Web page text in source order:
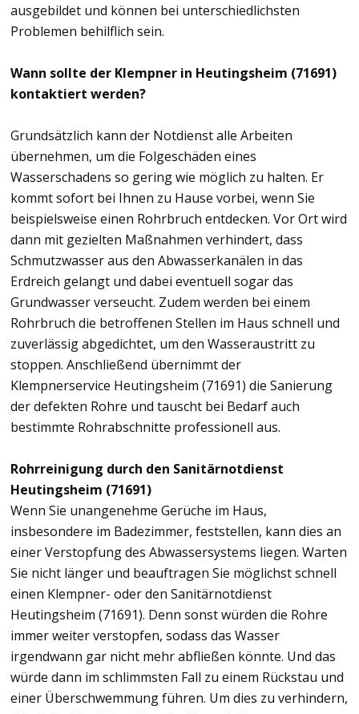
ausgebildet und können bei unterschiedlichsten
Problemen behilflich sein.
Wann sollte der Klempner in Heutingsheim (71691)
kontaktiert werden?
Grundsätzlich kann der Notdienst alle Arbeiten
übernehmen, um die Folgeschäden eines
Wasserschadens so gering wie möglich zu halten. Er
kommt sofort bei Ihnen zu Hause vorbei, wenn Sie
beispielsweise einen Rohrbruch entdecken. Vor Ort wird
dann mit gezielten Maßnahmen verhindert, dass
Schmutzwasser aus den Abwasserkanälen in das
Erdreich gelangt und dabei eventuell sogar das
Grundwasser verseucht. Zudem werden bei einem
Rohrbruch die betroffenen Stellen im Haus schnell und
zuverlässig abgedichtet, um den Wasseraustritt zu
stoppen. Anschließend übernimmt der
Klempnerservice Heutingsheim (71691) die Sanierung
der defekten Rohre und tauscht bei Bedarf auch
bestimmte Rohrabschnitte professionell aus.
Rohrreinigung durch den Sanitärnotdienst
Heutingsheim (71691)
Wenn Sie unangenehme Gerüche im Haus,
insbesondere im Badezimmer, feststellen, kann dies an
einer Verstopfung des Abwassersystems liegen. Warten
Sie nicht länger und beauftragen Sie möglichst schnell
einen Klempner- oder den Sanitärnotdienst
Heutingsheim (71691). Denn sonst würden die Rohre
immer weiter verstopfen, sodass das Wasser
irgendwann gar nicht mehr abfließen könnte. Und das
würde dann im schlimmsten Fall zu einem Rückstau und
einer Überschwemmung führen. Um dies zu verhindern,